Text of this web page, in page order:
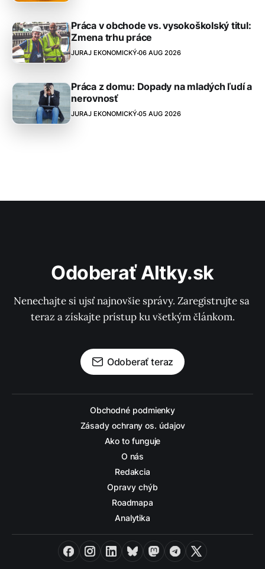
Práca v obchode vs. vysokoškolský titul:
Zmena trhu práce
JURAJ EKONOMICKÝ 06 AUG 2026
Práca z domu: Dopady na mladých ľudí a
nerovnosť
JURAJ EKONOMICKÝ 05 AUG 2026
Odoberať Altky.sk
Nenechajte si ujsť najnovšie správy. Zaregistrujte sa
teraz a získajte prístup ku všetkým článkom.
Odoberať teraz
Obchodné podmienky
Zásady ochrany os. údajov
Ako to funguje
O nás
Redakcia
Opravy chýb
Roadmapa
Analytika
FacebookInstagramLinkedInBlueskyMastodon
Telegram
X